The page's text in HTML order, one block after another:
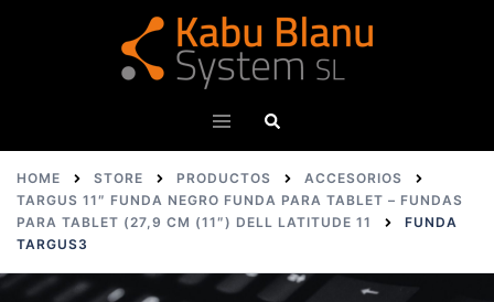
ToggleSearch
HOME STORE PRODUCTOS
ACCESORIOS
TARGUS 11″ FUNDA NEGRO FUNDA PARA TABLET – FUNDAS
PARA TABLET (27,9 CM (11″) DELL LATITUDE 11
FUNDA
TARGUS3